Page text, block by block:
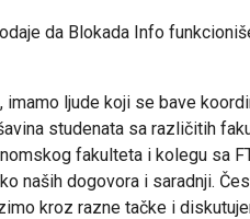
da Blokada Info
imamo ljude koji se bave
studenata sa različitih
fakulteta i kolegu sa
naših dogovora i saradnji.
kroz razne tačke i